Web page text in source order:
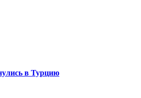
в Турцию